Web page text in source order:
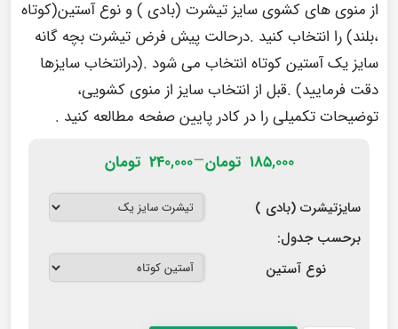
از منوی های کشوی سایز تیشرت (بادی ) و نوع آستین(کوتاه
،بلند) را انتخاب کنید .درحالت پیش فرض تیشرت بچه گانه
سایز یک آستین کوتاه انتخاب می شود .(درانتخاب سایزها
دقت فرمایید) .قبل از انتخاب سایز از منوی کشویی،
توضیحات تکمیلی را در کادر پایین صفحه مطالعه کنید .
۱۸۵,۰۰۰ تومان–۲۴۰,۰۰۰ تومان
سایزتیشرت (بادی )
برحسب جدول:
نوع آستین